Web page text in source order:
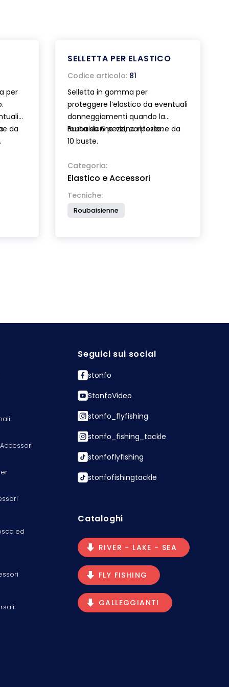
per
da
SELLETTA PER ELASTICO
Codice articolo: 81
Selletta in gomma per
proteggere l’elastico da eventuali
danneggiamenti quando la
roubaisienne viene riposta.
Busta da 6 pezzi, confezione da
10 buste.
Categoria:
Elastico e Accessori
Tecniche:
Roubaisienne
ed
Seguici sui social
stonfo
StonfoVideo
stonfo_flyfishing
stonfo_fishing_tackle
stonfoflyfishing
stonfofishingtackle
Cataloghi
RIVER - LAKE - SEA
FLY FISHING
GALLEGGIANTI